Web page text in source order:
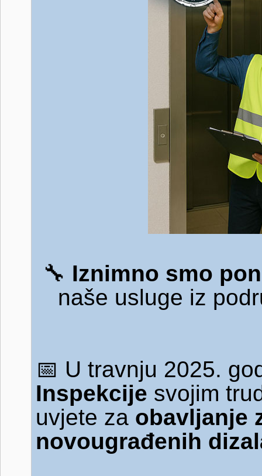
🔧 Iznimno smo
naše usluge iz
📅 U travnju 2025.
Inspekcije svojim
uvjete za obavljanje
novougrađenih